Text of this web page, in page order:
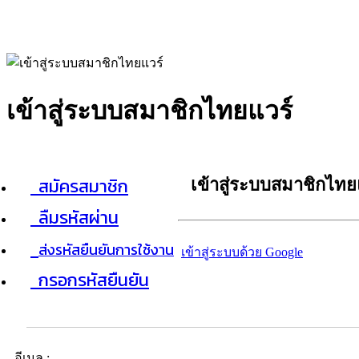
เข้าสู่ระบบสมาชิกไทยแวร์
สมัครสมาชิก
ลืมรหัสผ่าน
ส่งรหัสยืนยันการใช้งาน
กรอกรหัสยืนยัน
เข้าสู่ระบบสมาชิกไท
เข้าสู่ระบบด้วย Google